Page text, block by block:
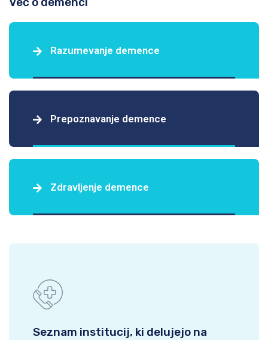
Razumevanje demence
Prepoznavanje demence
Zdravljenje demence
Seznam institucij, ki delujejo na